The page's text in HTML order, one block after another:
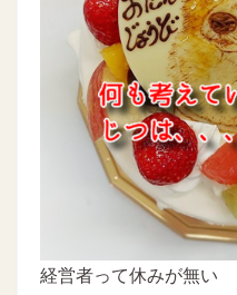
経営者って休みが無い